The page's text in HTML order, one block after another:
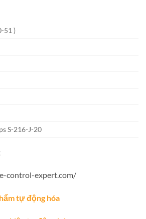
51 )
S-216-J-20
control-expert.com/
tự động hóa